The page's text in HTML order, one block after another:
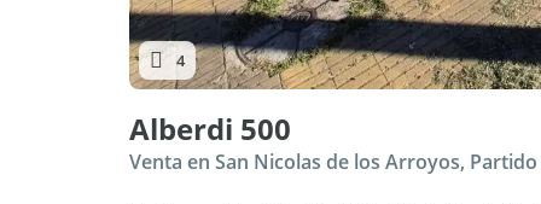
4
Alberdi 500
Venta en San Nicolas de los Arroyos,